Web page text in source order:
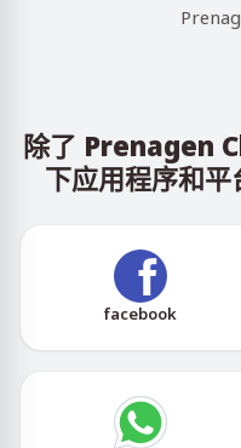
除了 Prenagen
下应用程序和平
facebook